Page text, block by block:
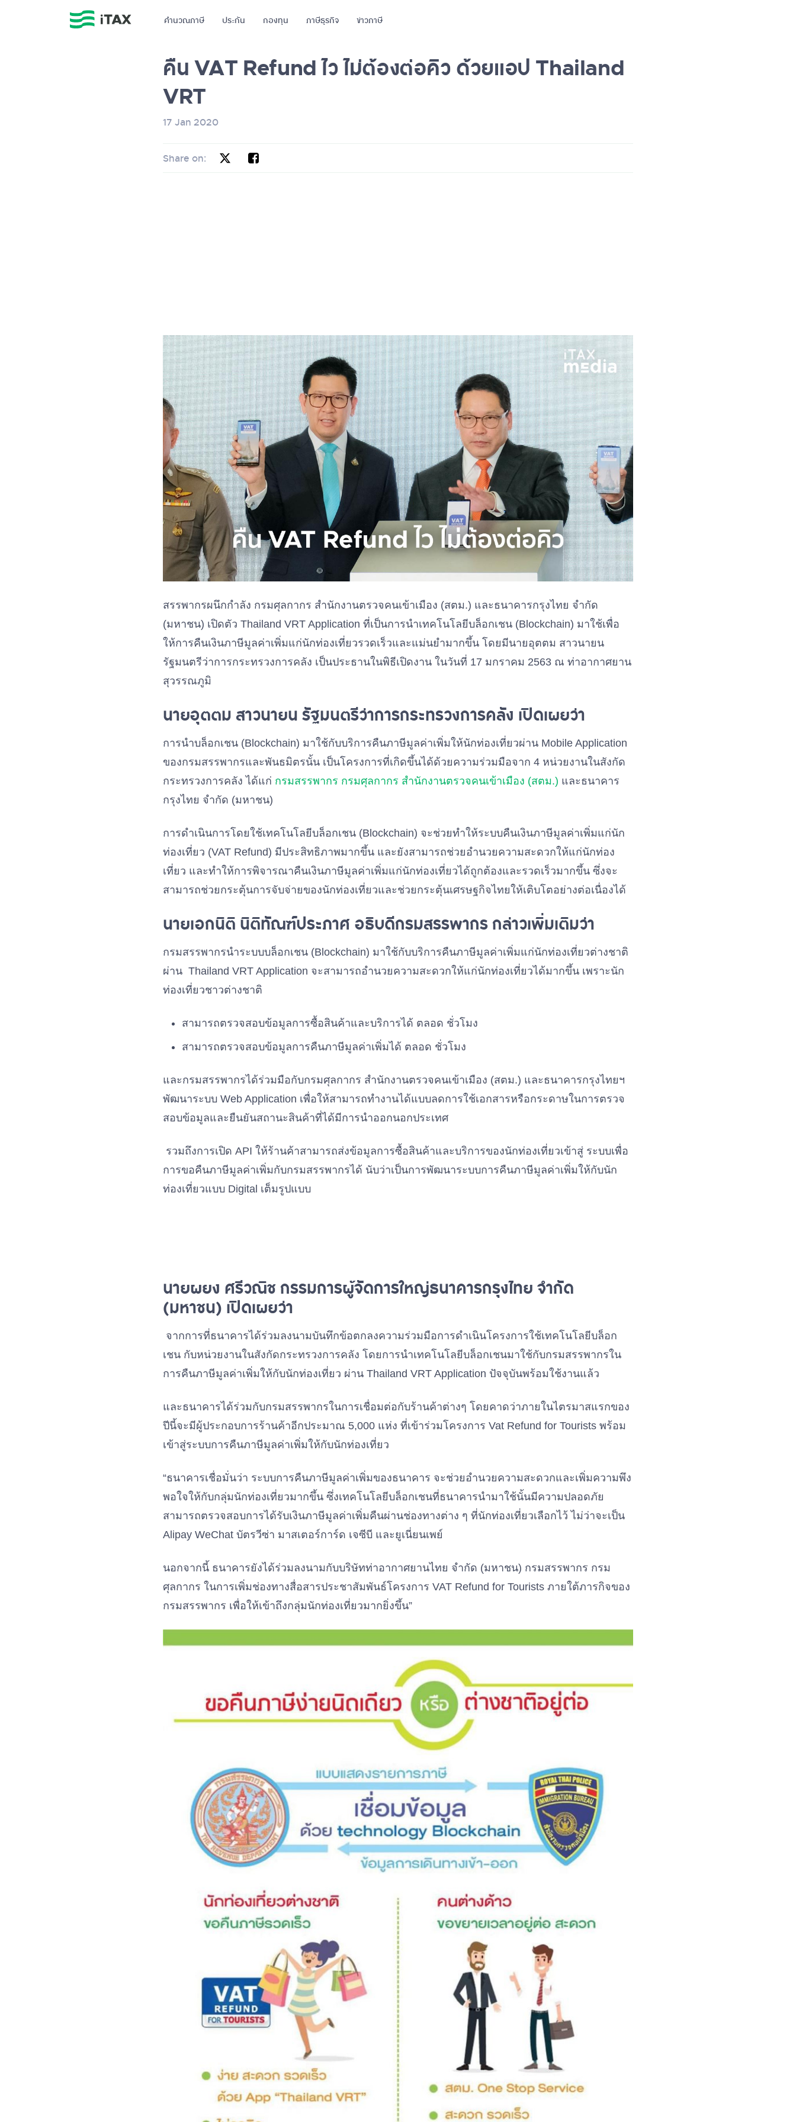
คำนวณภาษี ประกัน กองทุน ภาษีธุรกิจ ข่าวภาษี
คืน VAT Refund ไว ไม่ต้องต่อคิว ด้วยแอป Thailand
VRT
17 Jan 2020
Share on:
สรรพากรผนึกกำลัง กรมศุลกากร สำนักงานตรวจคนเข้าเมือง (สตม.) และธนาคารกรุงไทย จำกัด
(มหาชน) เปิดตัว Thailand VRT Application ที่เป็นการนำเทคโนโลยีบล็อกเชน (Blockchain) มาใช้เพื่อ
ให้การคืนเงินภาษีมูลค่าเพิ่มแก่นักท่องเที่ยวรวดเร็วและแม่นยำมากขึ้น โดยมีนายอุตตม สาวนายน
รัฐมนตรีว่าการกระทรวงการคลัง เป็นประธานในพิธีเปิดงาน ในวันที่ 17 มกราคม 2563 ณ ท่าอากาศยาน
สุวรรณภูมิ
นายอุตตม สาวนายน รัฐมนตรีว่าการกระทรวงการคลัง เปิดเผยว่า
การนำบล็อกเชน (Blockchain) มาใช้กับบริการคืนภาษีมูลค่าเพิ่มให้นักท่องเที่ยวผ่าน Mobile Application
ของกรมสรรพากรและพันธมิตรนั้น เป็นโครงการที่เกิดขึ้นได้ด้วยความร่วมมือจาก 4 หน่วยงานในสังกัด
กระทรวงการคลัง ได้แก่ กรมสรรพากร กรมศุลกากร สำนักงานตรวจคนเข้าเมือง (สตม.) และธนาคาร
กรุงไทย จำกัด (มหาชน)
การดำเนินการโดยใช้เทคโนโลยีบล็อกเชน (Blockchain) จะช่วยทำให้ระบบคืนเงินภาษีมูลค่าเพิ่มแก่นัก
ท่องเที่ยว (VAT Refund) มีประสิทธิภาพมากขึ้น และยังสามารถช่วยอำนวยความสะดวกให้แก่นักท่อง
เที่ยว และทำให้การพิจารณาคืนเงินภาษีมูลค่าเพิ่มแก่นักท่องเที่ยวได้ถูกต้องและรวดเร็วมากขึ้น ซึ่งจะ
สามารถช่วยกระตุ้นการจับจ่ายของนักท่องเที่ยวและช่วยกระตุ้นเศรษฐกิจไทยให้เติบโตอย่างต่อเนื่องได้
นายเอกนิติ นิติทัณฑ์ประภาศ อธิบดีกรมสรรพากร กล่าวเพิ่มเติมว่า
กรมสรรพากรนำระบบบล็อกเชน (Blockchain) มาใช้กับบริการคืนภาษีมูลค่าเพิ่มแก่นักท่องเที่ยวต่างชาติ
ผ่าน Thailand VRT Application จะสามารถอำนวยความสะดวกให้แก่นักท่องเที่ยวได้มากขึ้น เพราะนัก
ท่องเที่ยวชาวต่างชาติ
สามารถตรวจสอบข้อมูลการซื้อสินค้าและบริการได้ ตลอด ชั่วโมง
สามารถตรวจสอบข้อมูลการคืนภาษีมูลค่าเพิ่มได้ ตลอด ชั่วโมง
และกรมสรรพากรได้ร่วมมือกับกรมศุลกากร สำนักงานตรวจคนเข้าเมือง (สตม.) และธนาคารกรุงไทยฯ
พัฒนาระบบ Web Application เพื่อให้สามารถทำงานได้แบบลดการใช้เอกสารหรือกระดาษในการตรวจ
สอบข้อมูลและยืนยันสถานะสินค้าที่ได้มีการนำออกนอกประเทศ
รวมถึงการเปิด API ให้ร้านค้าสามารถส่งข้อมูลการซื้อสินค้าและบริการของนักท่องเที่ยวเข้าสู่ ระบบเพื่อ
การขอคืนภาษีมูลค่าเพิ่มกับกรมสรรพากรได้ นับว่าเป็นการพัฒนาระบบการคืนภาษีมูลค่าเพิ่มให้กับนัก
ท่องเที่ยวแบบ Digital เต็มรูปแบบ
นายผยง ศรีวณิช กรรมการผู้จัดการใหญ่ธนาคารกรุงไทย จำกัด
(มหาชน) เปิดเผยว่า
จากการที่ธนาคารได้ร่วมลงนามบันทึกข้อตกลงความร่วมมือการดำเนินโครงการใช้เทคโนโลยีบล็อก
เชน กับหน่วยงานในสังกัดกระทรวงการคลัง โดยการนำเทคโนโลยีบล็อกเชนมาใช้กับกรมสรรพากรใน
การคืนภาษีมูลค่าเพิ่มให้กับนักท่องเที่ยว ผ่าน Thailand VRT Application ปัจจุบันพร้อมใช้งานแล้ว
และธนาคารได้ร่วมกับกรมสรรพากรในการเชื่อมต่อกับร้านค้าต่างๆ โดยคาดว่าภายในไตรมาสแรกของ
ปีนี้จะมีผู้ประกอบการร้านค้าอีกประมาณ 5,000 แห่ง ที่เข้าร่วมโครงการ Vat Refund for Tourists พร้อม
เข้าสู่ระบบการคืนภาษีมูลค่าเพิ่มให้กับนักท่องเที่ยว
“ธนาคารเชื่อมั่นว่า ระบบการคืนภาษีมูลค่าเพิ่มของธนาคาร จะช่วยอำนวยความสะดวกและเพิ่มความพึง
พอใจให้กับกลุ่มนักท่องเที่ยวมากขึ้น ซึ่งเทคโนโลยีบล็อกเชนที่ธนาคารนำมาใช้นั้นมีความปลอดภัย
สามารถตรวจสอบการได้รับเงินภาษีมูลค่าเพิ่มคืนผ่านช่องทางต่าง ๆ ที่นักท่องเที่ยวเลือกไว้ ไม่ว่าจะเป็น
Alipay WeChat บัตรวีซ่า มาสเตอร์การ์ด เจซีบี และยูเนี่ยนเพย์
นอกจากนี้ ธนาคารยังได้ร่วมลงนามกับบริษัทท่าอากาศยานไทย จำกัด (มหาชน) กรมสรรพากร กรม
ศุลกากร ในการเพิ่มช่องทางสื่อสารประชาสัมพันธ์โครงการ VAT Refund for Tourists ภายใต้ภารกิจของ
กรมสรรพากร เพื่อให้เข้าถึงกลุ่มนักท่องเที่ยวมากยิ่งขึ้น”